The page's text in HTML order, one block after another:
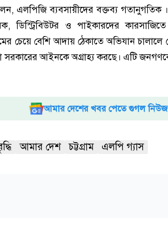
এলপিজি ব্যবসায়ীদের বক্তব্য গতানুগতিক
ডিস্ট্রিবিউটর ও পাইকারদের
চেয়ে বেশি আদায় ঠেকাতে অভিযান
সরকারের আইনকে অগ্রাহ্য করছে। এটি
আমার দেশের খবর পেতে গুগল
আমার দেশ চট্টগ্রাম এলপি গ্যাস